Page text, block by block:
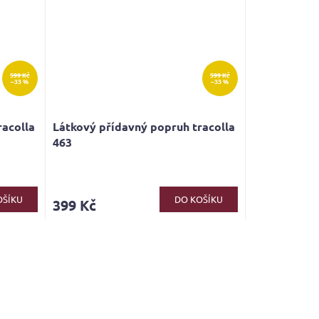
599 Kč
–33 %
599 Kč
–33 %
Látkový přídavný popruh tracolla
463
399 Kč DO KOŠÍKU